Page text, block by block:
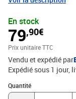
affaires des
transparence vous
pour un rangement organisé. Faciles à remplir
ouverture, ces sacs
pour un
Pratiques, solides et
En stock
79,90€
Prix unitaire TTC
Vendu et expédié par
Expédié sous 1 jour
Quantité
Quantité : 1